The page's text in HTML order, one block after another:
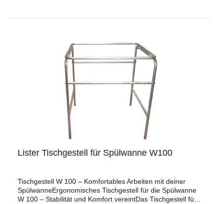
Lister Tischgestell für Spülwanne W100
Tischgestell W 100 – Komfortables Arbeiten mit deiner
SpülwanneErgonomisches Tischgestell für die Spülwanne
W 100 – Stabilität und Komfort vereintDas Tischgestell für